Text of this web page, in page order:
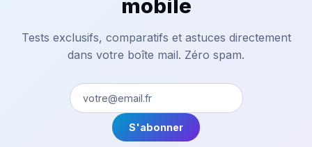
mobile
Tests exclusifs, comparatifs et astuces directement
dans votre boîte mail. Zéro spam.
S'abonner